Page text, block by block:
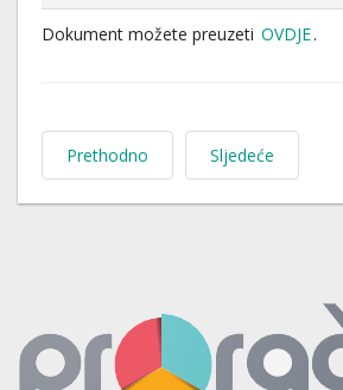
Dokument možete preuzeti OVDJE.
Prethodno Sljedeće